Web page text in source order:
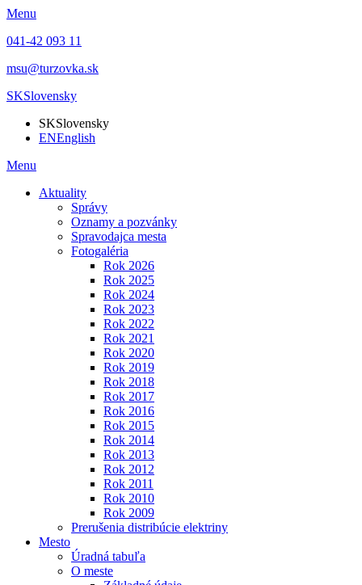
Menu
041-42 093 11
msu@turzovka.sk
SKSlovensky
SKSlovensky
ENEnglish
Menu
Aktuality
Správy
Oznamy a pozvánky
Spravodajca mesta
Fotogaléria
Rok 2026
Rok 2025
Rok 2024
Rok 2023
Rok 2022
Rok 2021
Rok 2020
Rok 2019
Rok 2018
Rok 2017
Rok 2016
Rok 2015
Rok 2014
Rok 2013
Rok 2012
Rok 2011
Rok 2010
Rok 2009
Prerušenia distribúcie elektriny
Mesto
Úradná tabuľa
O meste